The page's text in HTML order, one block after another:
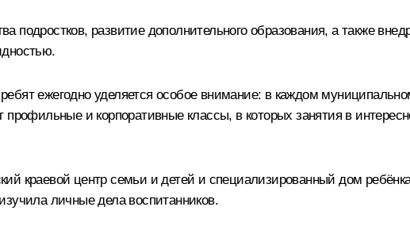
подростков, развитие дополнительного образования, а также
ежегодно уделяется особое внимание: в каждом
профильные и корпоративные классы, в которых занятия в
краевой центр семьи и детей и специализированный дом
личные дела воспитанников.